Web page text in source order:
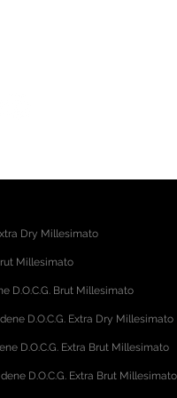
Dry Millesimato
Millesimato
D.O.C.G. Brut Millesimato
D.O.C.G. Extra Dry Millesimato
D.O.C.G. Extra Brut Millesimato
D.O.C.G. Extra Brut Millesimato